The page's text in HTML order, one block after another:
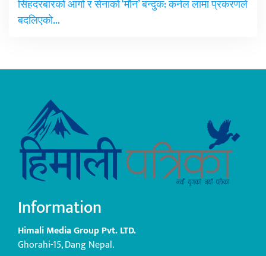
सिंहदरबारको आगो र सेनाको ‘मौन’ बन्दुक: कर्नल लामा प्रकरणले
बदलिएको…
Information
Himali Media Group Pvt. LTD.
Ghorahi-15, Dang Nepal.